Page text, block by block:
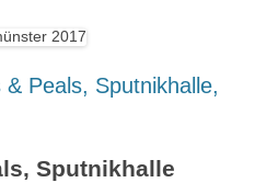
Peals, Sputnikhalle,
Sputnikhalle